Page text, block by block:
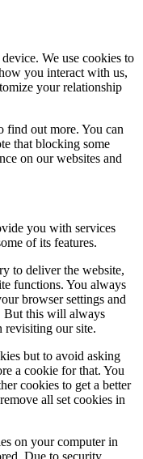
We use cookies to
you interact with us,
your relationship
find out more. You can
that blocking some
on our websites and
you with services
of its features.
to deliver the website,
functions. You always
browser settings and
But this will always
revisiting our site.
but to avoid asking
a cookie for that. You
cookies to get a better
all set cookies in
on your computer in
Due to security